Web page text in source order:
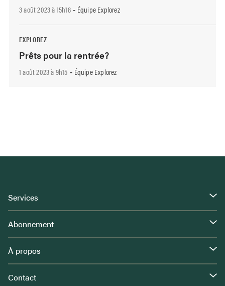
3 août 2023 à 15h18- Équipe Explorez
EXPLOREZ
Prêts pour la rentrée?
1 août 2023 à 9h15 - Équipe Explorez
Services
Abonnement
À propos
Contact